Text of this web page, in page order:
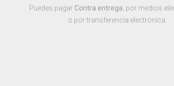
Puedes pagar Contra entrega , por medios
o por transferencia electrónica